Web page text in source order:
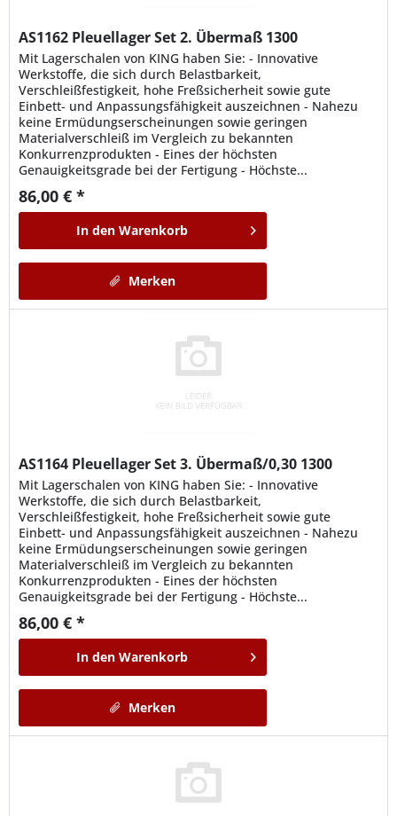
AS1162 Pleuellager Set 2. Übermaß 1300
Mit Lagerschalen von KING haben Sie: - Innovative
Werkstoffe, die sich durch Belastbarkeit,
Verschleißfestigkeit, hohe Freßsicherheit sowie gute
Einbett- und Anpassungsfähigkeit auszeichnen - Nahezu
keine Ermüdungserscheinungen sowie geringen
Materialverschleiß im Vergleich zu bekannten
Konkurrenzprodukten - Eines der höchsten
Genauigkeitsgrade bei der Fertigung - Höchste...
86,00 € *
In den Warenkorb
Merken
AS1164 Pleuellager Set 3. Übermaß/0,30 1300
Mit Lagerschalen von KING haben Sie: - Innovative
Werkstoffe, die sich durch Belastbarkeit,
Verschleißfestigkeit, hohe Freßsicherheit sowie gute
Einbett- und Anpassungsfähigkeit auszeichnen - Nahezu
keine Ermüdungserscheinungen sowie geringen
Materialverschleiß im Vergleich zu bekannten
Konkurrenzprodukten - Eines der höchsten
Genauigkeitsgrade bei der Fertigung - Höchste...
86,00 € *
In den Warenkorb
Merken